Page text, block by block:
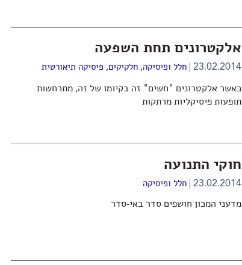
אלקטרונים תחת השפעה
23.02.2014 חלל ופיסיקה,חלקיקים, פיסיקה תיאורטית
כאשר אלקטרונים "חשים" זה בקיומו של זה, מתרחשות
תופעות פיסיקליות מרתקות
חוקי התנועה
23.02.2014 חלל ופיסיקה
מדעני המכון חושפים סדר באי-סדר